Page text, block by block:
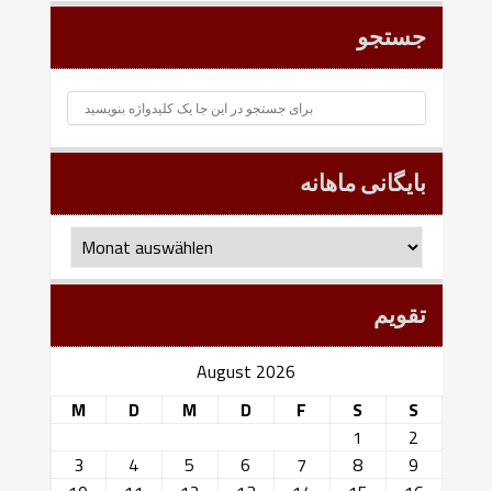
جستجو
بایگانی ماهانه
بایگانی
ماهانه
تقویم
August 2026
M
D M D F S
S
1
2
3
4 5 6 7 8
9